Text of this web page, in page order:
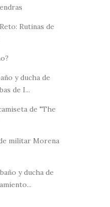
Rutinas de
y ducha de
de I...
de "The
militar Morena
y ducha de